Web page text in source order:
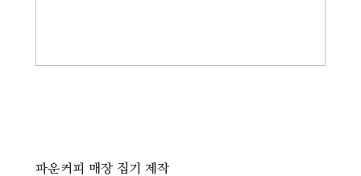
파운커피 매장 집기 제작